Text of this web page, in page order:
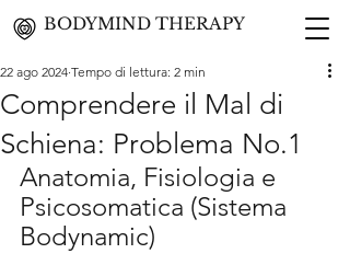
BODYMIND THERAPY
Comprendere il Mal di
Schiena: Problema No.1
22 ago 2024 Tempo di lettura: 2 min
Anatomia, Fisiologia e
Psicosomatica (Sistema
Bodynamic)